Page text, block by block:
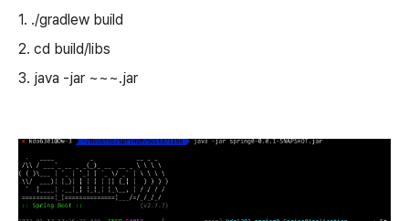
1. ./gradlew build
2. cd build/libs
3. java -jar ~~~.jar